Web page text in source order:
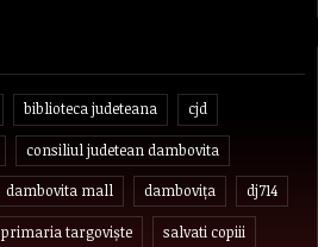
biblioteca judeteana cjd
consiliul judetean dambovita
dambovita mall dambovița dj714
primaria targoviște salvati copiii